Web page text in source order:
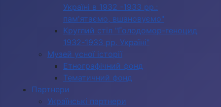
Україні в 1932 -1933 рр.:
пам'ятаємо, вшановуємо"
Круглий стіл "Голодомор-геноцид
1932-1933 рр. Україні"
Музей усної історії
Етнографічний фонд
Тематичний фонд
Партнери
Українські партнери